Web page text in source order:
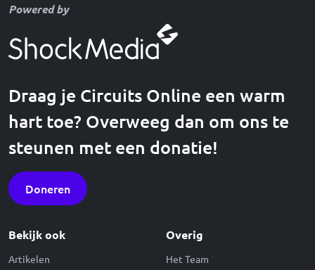
Powered by
Draag je Circuits Online een warm
hart toe? Overweeg dan om ons te
steunen met een donatie!
Doneren
Bekijk ook
Artikelen
Overig
Het Team